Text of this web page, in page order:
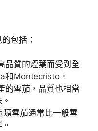
包括：
品質的煙葉而受到全
和Montecristo。
的雪茄，品質也相當
類雪茄通常比一般雪